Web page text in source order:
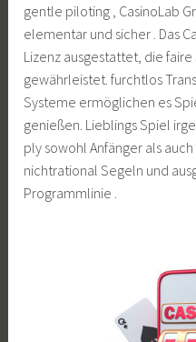
gentle piloting , CasinoLab
elementar und sicher . Das
Lizenz ausgestattet, die
gewährleistet. furchtlos
Systeme ermöglichen es
genießen. Lieblings Spiel
ply sowohl Anfänger als
nichtrational Segeln und
Programmlinie .